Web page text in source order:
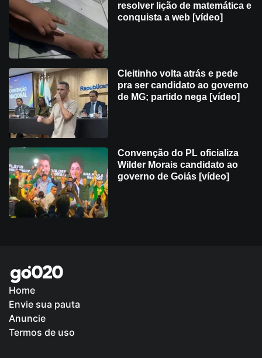
resolver lição de matemática e
conquista a web [vídeo]
Cleitinho volta atrás e pede
pra ser candidato ao governo
de MG; partido nega [vídeo]
Convenção do PL oficializa
Wilder Morais candidato ao
governo de Goiás [vídeo]
Home
Envie sua pauta
Anuncie
Termos de uso